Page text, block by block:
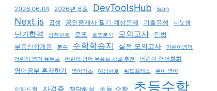
2026.06.04 2026년 6월 DevToolsHub json
Next.js 곱셈 공인중개사 필기 예상문제 기출유형 나눗셈
단기합격 당첨번호 로또 로또분석 모의고사
민법
부동산학개론
분수 수학학습지 실전 모의고사
어린이영어
어린이 영어 유튜브
어린이 영어 유튜브 채널 추천
어린이 영어회화
영어공부 혼자하기
영어기초 예상번호 워드프레스 유아 영어
입체도형 자격증 정답해설 초등 수학 초등수학